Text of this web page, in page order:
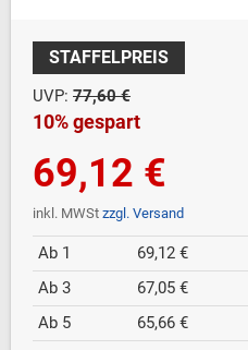
STAFFELPREIS
UVP: 77,60 €
10% gespart
69,12 €
inkl. MWSt zzgl. Versand
Ab 1
69,12 €
Ab 3
67,05 €
Ab 5 65,66 €